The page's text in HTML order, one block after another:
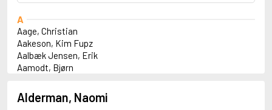
A
Aage, Christian
Aakeson, Kim Fupz
Aalbæk Jensen, Erik
Aamodt, Bjørn
Abbey, Kieran
Abbot, Anthony
Alderman, Naomi